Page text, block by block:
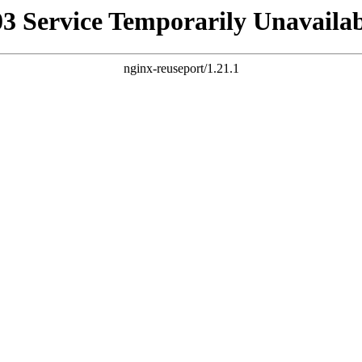
Service Temporarily
nginx-reuseport/1.21.1